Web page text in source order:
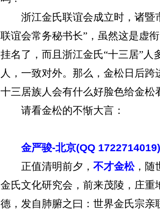
浙江金氏联谊会成立时，诸暨
联谊会常务秘书长”，虽然这是虚
挂名了，而且浙江金氏“十三居”
人，一致对外。那么，金松日后
十三居族人会有什么好脸色给金松
请看金松的不惭大言：
金严骏-北京(QQ
正值清明前夕，不才金松，随
金氏文化研究会，前来茂陵，庄
德，发自肺腑之曰：世界金氏宗